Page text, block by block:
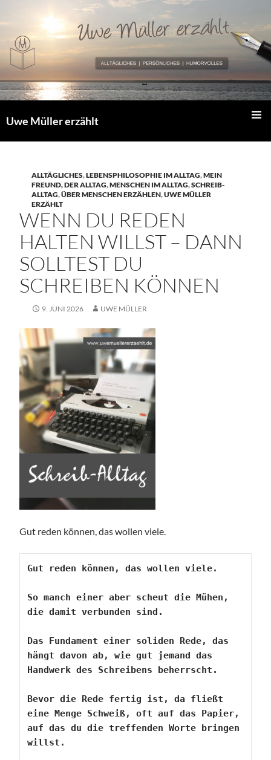
Inhalt
springen
Uwe Müller erzählt
MENÜ
ALLTÄGLICHES,LEBENSPHILOSOPHIE IM ALLTAG,MEIN
FREUND, DER ALLTAG,MENSCHEN IM ALLTAG,SCHREIB-
ALLTAG,ÜBER MENSCHEN ERZÄHLEN,UWE MÜLLER
ERZÄHLT
WENN DU REDEN
HALTEN WILLST – DANN
SOLLTEST DU
SCHREIBEN KÖNNEN
9. JUNI 2026 UWE MÜLLER
Gut reden können, das wollen viele.
Gut reden können, das wollen viele.
So manch einer aber scheut die Mühen,
die damit verbunden sind.
Das Fundament einer soliden Rede, das
hängt davon ab, wie gut jemand das
Handwerk des Schreibens beherrscht.
Bevor die Rede fertig ist, da fließt
eine Menge Schweiß, oft auf das Papier,
auf das du die treffenden Worte bringen
willst.